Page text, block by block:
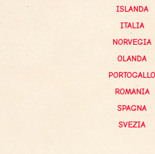
ISLANDA
ITALIA
NORVEGIA
OLANDA
PORTOGALLO
ROMANIA
SPAGNA
SVEZIA